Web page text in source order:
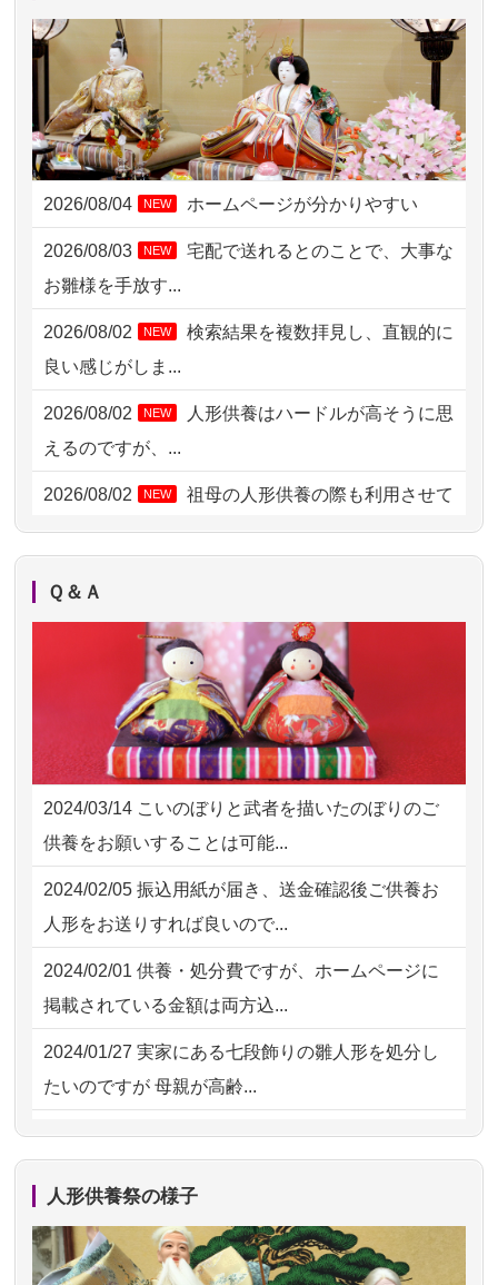
2026/08/04 17:34 西亀有の方からお申込み
2026/08/04 15:40 千葉県の方からお申込み
2026/08/04 14:04 東京都の方からお申込み
2026/08/04 00:38 中野区の方からお申込み
2026/08/03 21:17 愛知県の方からお申込み
2026/08/02 18:47 虎ノ門の方からお申込み
2026/08/02 09:15 神奈川の方からお申込み
2026/08/02 06:46
2026/08/01 19:28 東京都の方からお申込み
2026/08/01 17:10 東京都の方からお申込み
2026/08/01 11:07
2026/07/31 17:28 栃木県の方からお申込み
2026/07/31 12:32 東京都の方からお申込み
2026/07/31 10:29 京都市の方からお申込み
2026/07/31 08:41 埼玉県の方からお申込み
2026/07/30 22:27 墨田区の方からお申込み
2026/07/30 17:02 神奈川の方からお申込み
2026/08/04 NEW ホームページが分かりやすい
2026/08/03 NEW
宅配で送れるとのことで、大事な
お雛様を手放す...
2026/08/02 NEW
検索結果を複数拝見し、直観的に
良い感じがしま...
2026/08/02 NEW
人形供養はハードルが高そうに思
えるのですが、...
2026/08/02 NEW
祖母の人形供養の際も利用させて
いただき安心感がある
供養の内容（料金や送り方等）がとて
も丁寧に説...
2026/07/18つい先日も利用させていただきまし
た。 手続...
2026/07/18 大切にしていたお人形をきちんと供養
してくださ...
2026/07/15 子供の頃から可愛がってきた七段飾り
の雛人形で...
2026/07/15 お客様の声を読み、丁寧に供養してい
ただけそう...
2026/07/13 遠方からでもご依頼出来る点と申込ま
での方法が...
2026/07/10家から近かったので。
2026/07/08誰も住んでいない実家の片付けを始め
Ｑ＆Ａ
2024/03/14 こいのぼりと武者を描いたのぼりのご
供養をお願いすることは可能...
2024/02/05 振込用紙が届き、送金確認後ご供養お
人形をお送りすれば良いので...
2024/02/01 供養・処分費ですが、ホームページに
掲載されている金額は両方込...
2024/01/27 実家にある七段飾りの雛人形を処分し
たいのですが 母親が高齢...
2024/01/13剥製の供養・処分をお願いできます
ですが？
人形供養祭の様子